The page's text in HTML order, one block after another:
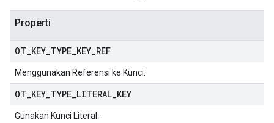
Properti
OT KEY TYPE KEY REF
Menggunakan Referensi ke Kunci.
OT KEY TYPE LITERAL KEY
Gunakan Kunci Literal.